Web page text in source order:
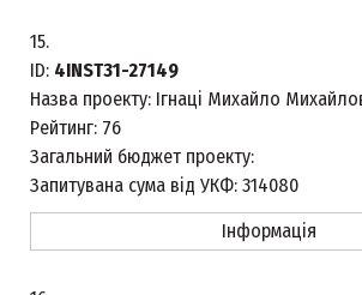
15.
ID: 4INST31-27149
Назва проекту: Ігнаці Михайло
Рейтинг: 76
Загальний бюджет проекту:
Запитувана сума від УКФ: 314080
Інформація